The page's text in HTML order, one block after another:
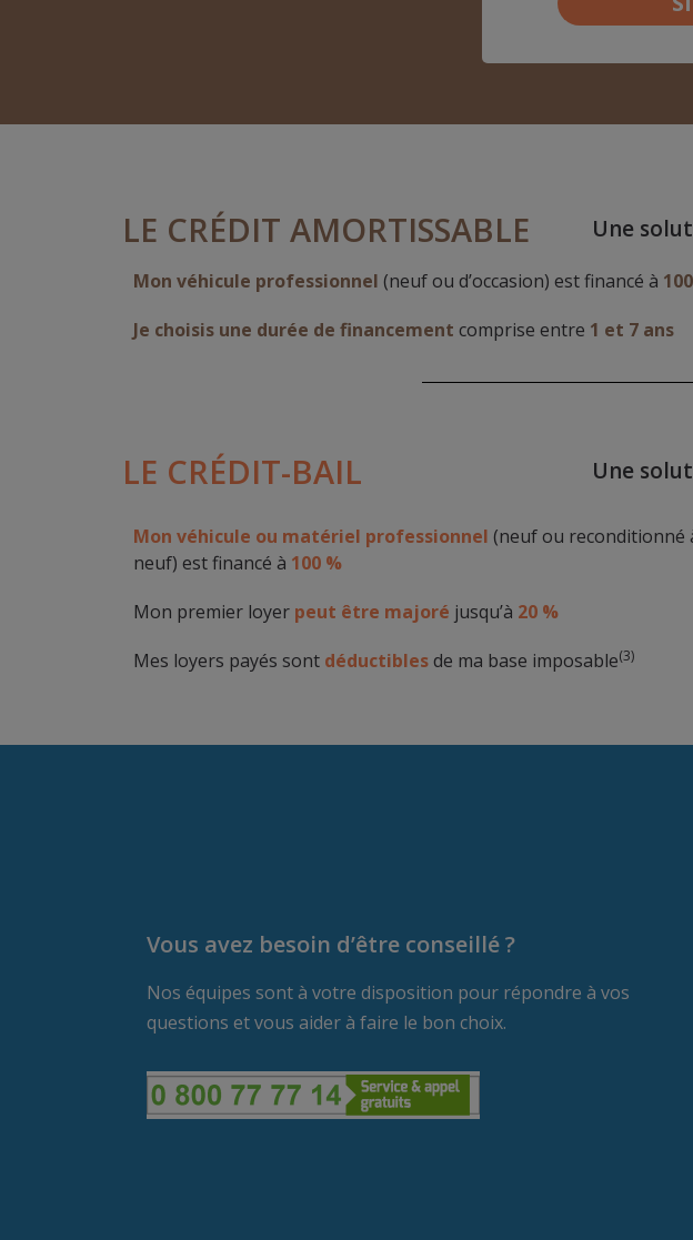
LE CRÉDIT AMORTISSABLE Une
Mon véhicule professionnel (neuf ou d’occasion) est financé à
Je choisis une durée de financement comprise entre 1 et 7 ans
LE CRÉDIT-BAIL Une
Mon véhicule ou matériel professionnel (neuf ou reconditionné
neuf) est financé à 100 %
Mon premier loyer peut être majoré jusqu’à 20 %
Mes loyers payés sont déductiblesde ma base imposable(3)
Vous avez besoin d’être conseillé ?
Nos équipes sont à votre disposition pour répondre à vos
questions et vous aider à faire le bon choix.